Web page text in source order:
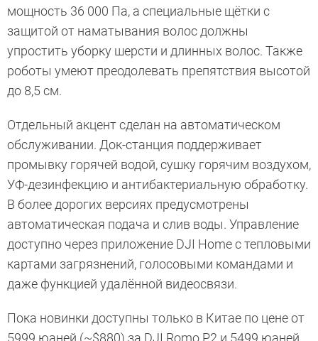
мощность 36 000 Па, а специальные щётки с
защитой от наматывания волос должны
упростить уборку шерсти и длинных волос. Также
роботы умеют преодолевать препятствия высотой
до 8,5 см.
Отдельный акцент сделан на автоматическом
обслуживании. Док-станция поддерживает
промывку горячей водой, сушку горячим воздухом,
УФ-дезинфекцию и антибактериальную обработку.
В более дорогих версиях предусмотрены
автоматическая подача и слив воды. Управление
доступно через приложение DJI Home с тепловыми
картами загрязнений, голосовыми командами и
даже функцией удалённой видеосвязи.
Пока новинки доступны только в Китае по цене от
5999 юаней (~$880) за DJI Romo P2 и 5499 юаней